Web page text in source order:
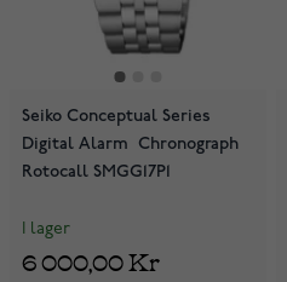
Seiko Conceptual Series
Digital Alarm Chronograph
Rotocall SMGG17P1
I lager
6 000,00 Kr